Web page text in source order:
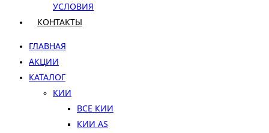
УСЛОВИЯ
КОНТАКТЫ
ГЛАВНАЯ
АКЦИИ
КАТАЛОГ
КИИ
ВСЕ КИИ
КИИ AS